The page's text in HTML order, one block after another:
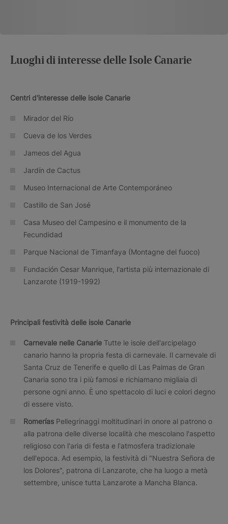
Luoghi di interesse delle Isole Canarie
Centri d'interesse delle isole Canarie
Mirador del Río
Cueva de los Verdes
Jameos del Agua
Jardín de Cactus
Museo Internacional de Arte Contemporáneo
Castillo de San José
Casa Museo del Campesino e il monumento de la
Fecundidad
Parque Nacional de Timanfaya (Montagne del fuoco)
Fundación Cesar Manrique, l'artista più internazionale di
Lanzarote (1919-1992)
Principali festività delle isole Canarie
Carnevale nelle Canarie Tutte le isole dell'arcipelago
canario hanno la propria festa di carnevale. Il carnevale di
Santa Cruz de Tenerife e quello di Las Palmas de Gran
Canaria sono tra i più famosi e richiamano migliaia di
persone ogni anno. È uno spettacolo di luci e colori degno
di essere visto.
Romerías Pellegrinaggi moltitudinari in onore al patrono o
alla patrona delle diverse località che mescolano l'aspetto
religioso con l'aria di festa e l'atmosfera tradizionale
dell'epoca. Ad esempio, la festività di "Nuestra Señora de
los Dolores", patrona di Lanzarote, che ha luogo a metà
settembre, unisce tutta Lanzarote a Mancha Blanca.